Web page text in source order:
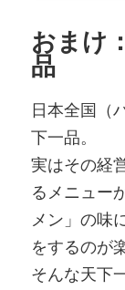
おまけ
品
日本全国（
下一品。
実はその経
るメニュー
メン」の味
をするのが
そんな天下